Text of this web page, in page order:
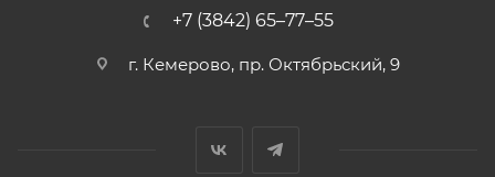
+7 (3842) 65–77–55
г. Кемерово, пр. Октябрьский, 9